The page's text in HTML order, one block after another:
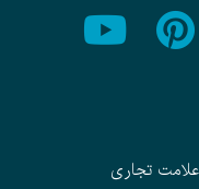
علامت تجاری